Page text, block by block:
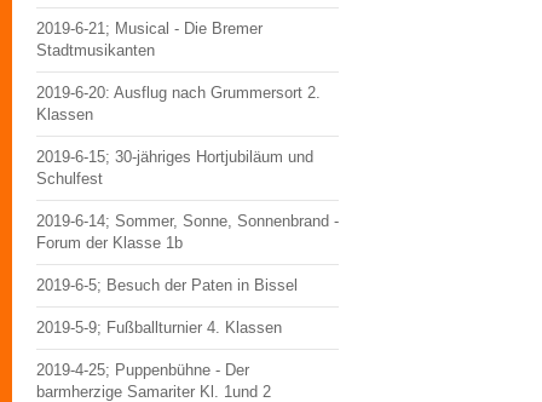
2019-6-21; Musical - Die Bremer
Stadtmusikanten
2019-6-20: Ausflug nach Grummersort 2.
Klassen
2019-6-15; 30-jähriges Hortjubiläum und
Schulfest
2019-6-14; Sommer, Sonne, Sonnenbrand -
Forum der Klasse 1b
2019-6-5; Besuch der Paten in Bissel
2019-5-9; Fußballturnier 4. Klassen
2019-4-25; Puppenbühne - Der
barmherzige Samariter Kl. 1und 2